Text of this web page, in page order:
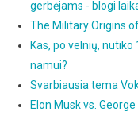
gerbėjams - blogi
The Military Origins
Kas, po velnių,
namui?
Svarbiausia tema
Elon Musk vs.